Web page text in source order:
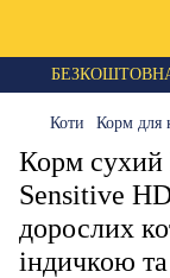
Коти Корм для
Корм сухий
Sensitive
дорослих
індичкою